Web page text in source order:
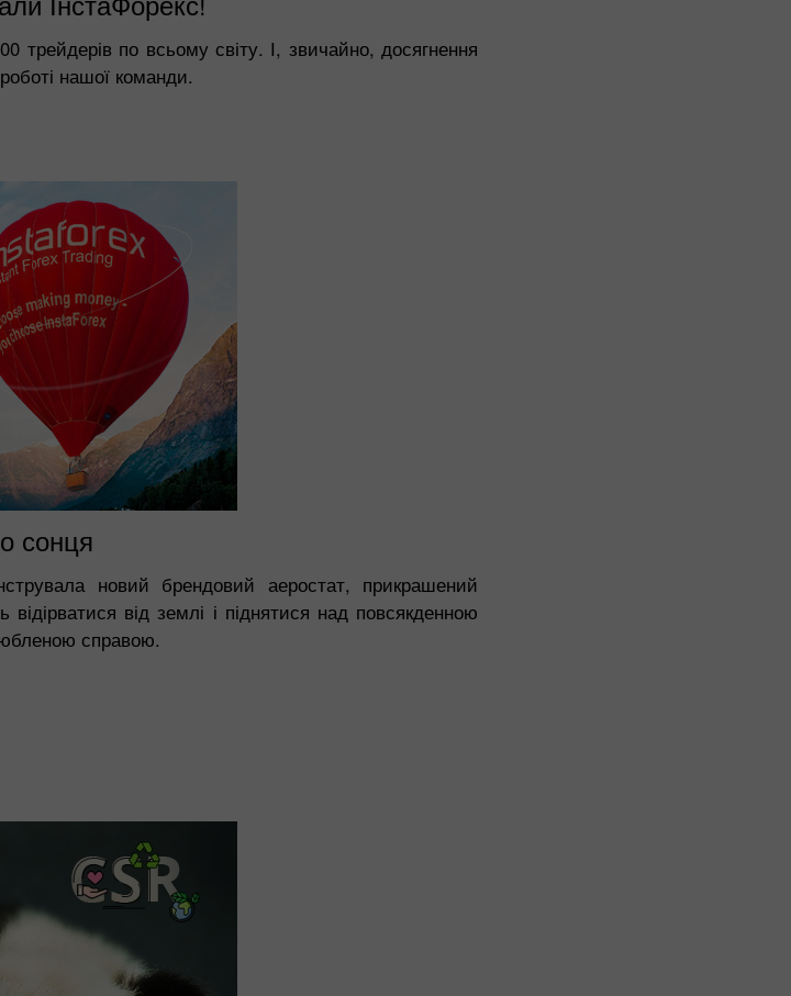
трейдерів по всьому світу. І, звичайно, досягнення
нашої команди.
сонця
новий брендовий аеростат, прикрашений
від землі і піднятися над повсякденною
справою.